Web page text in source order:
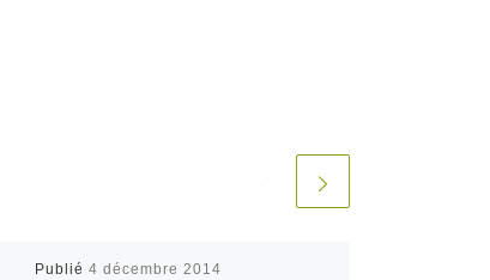
Publié 4 décembre 2014